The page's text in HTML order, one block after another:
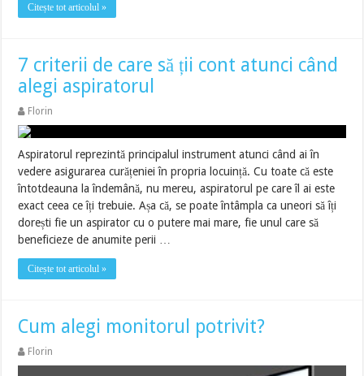
Citește tot articolul »
7 criterii de care să ții cont atunci când
alegi aspiratorul
Florin
Aspiratorul reprezintă principalul instrument atunci când ai în
vedere asigurarea curățeniei în propria locuință. Cu toate că este
întotdeauna la îndemână, nu mereu, aspiratorul pe care îl ai este
exact ceea ce îți trebuie. Așa că, se poate întâmpla ca uneori să îți
dorești fie un aspirator cu o putere mai mare, fie unul care să
beneficieze de anumite perii …
Citește tot articolul »
Cum alegi monitorul potrivit?
Florin